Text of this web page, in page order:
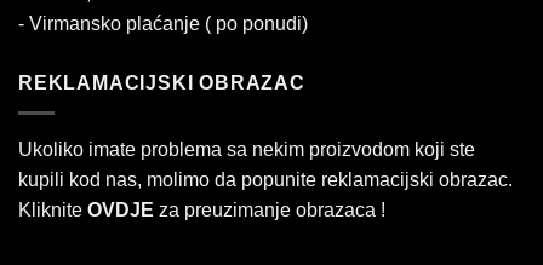
- Virmansko plaćanje ( po ponudi)
REKLAMACIJSKI OBRAZAC
Ukoliko imate problema sa nekim proizvodom koji ste
kupili kod nas, molimo da popunite reklamacijski obrazac.
Kliknite OVDJE za preuzimanje obrazaca !